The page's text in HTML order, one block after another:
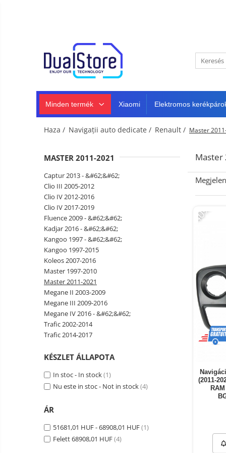
Minden (okos és klasszikus)
Telefongyártók
Masszív telefonok
5G telefonok
Tartozék
TV és
projektorok
Autó-,
otthon-
és
sportkamerák
Autó DVR kamera
Okos autó tükrök kamerával
Vezeték nélküli térfigyelő
kamerák
Mini videokamera
Térfigyelő kamera tartozékok
Fejhallgató
Vezetékes fejhallgató
Professzionális fejhallgató
Vezeték nélküli fejhallgató
Fitness karkötők
Okosóra
Elektromos
robogók
és
Elektromos robogók
Robogó alkatrészek és
tartozékok
Elektromos
Minden termék Xiaomi Elektromos
Haza / Navigații auto dedicate / Renault / Master
Master
MASTER 2011-2021
Captur 2013 - &#62;&#62;
Clio III 2005-2012
Clio IV 2012-2016
Clio IV 2017-2019
Fluence 2009 - &#62;&#62;
Kadjar 2016 - &#62;&#62;
Kangoo 1997 - &#62;&#62;
Kangoo 1997-2015
Koleos 2007-2016
Master 1997-2010
Master 2011-2021
Megane II 2003-2009
Megane III 2009-2016
Megane IV 2016 - &#62;&#62;
Trafic 2002-2014
Trafic 2014-2017
KÉSZLET ÁLLAPOTA
In stoc - In stock(1)
Nu este in stoc - Not in stock(4)
ÁR
51681,01 HUF - 68908,01 HUF(1)
Felett 68908,01 HUF(4)
-40%
(2011-